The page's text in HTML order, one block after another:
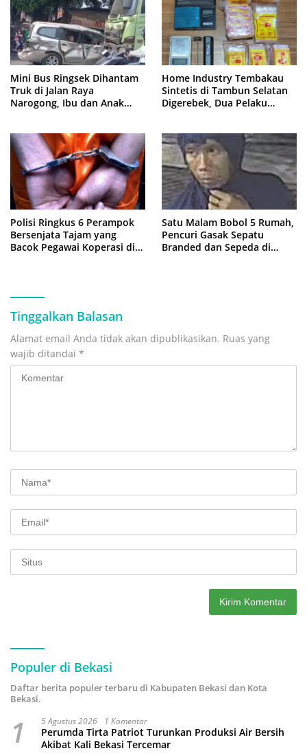
Mini Bus Ringsek Dihantam
Truk di Jalan Raya
Narogong, Ibu dan Anak
Home Industry Tembakau
Sintetis di Tambun Selatan
Digerebek, Dua Pelaku
Polisi Ringkus 6 Perampok
Bersenjata Tajam yang
Bacok Pegawai Koperasi di
Satu Malam Bobol 5 Rumah,
Pencuri Gasak Sepatu
Branded dan Sepeda di
Tinggalkan Balasan
Alamat email Anda tidak akan dipublikasikan. Ruas yang
wajib ditandai *
Populer di Bekasi
Daftar berita populer terbaru di Kabupaten Bekasi dan Kota
Bekasi.
1 5 Agustus 2026 1 Komentar
Perumda Tirta Patriot Turunkan Produksi Air Bersih
Akibat Kali Bekasi Tercemar